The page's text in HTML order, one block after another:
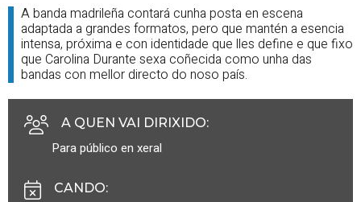
A banda madrileña contará cunha posta en escena
adaptada a grandes formatos, pero que mantén a esencia
intensa, próxima e con identidade que lles define e que fixo
que Carolina Durante sexa coñecida como unha das
bandas con mellor directo do noso país.
A QUEN VAI DIRIXIDO:
Para público en xeral
CANDO: